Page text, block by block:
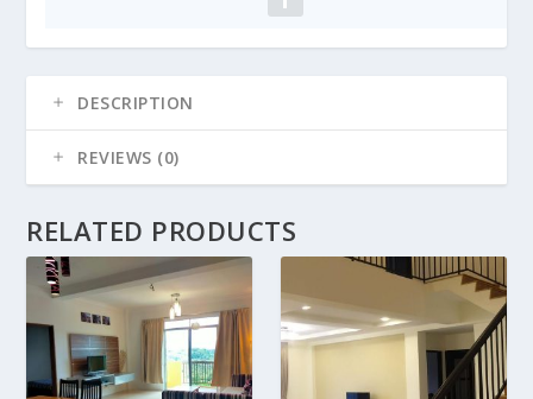
DESCRIPTION
REVIEWS (0)
RELATED PRODUCTS